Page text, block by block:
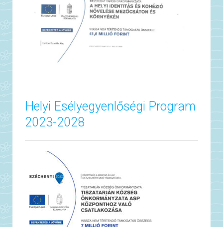
Helyi Esélyegyenlőségi Program
2023-2028